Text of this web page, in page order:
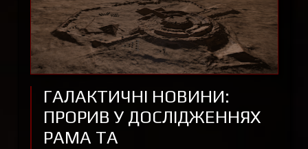
ГАЛАКТИЧНІ НОВИНИ:
ПРОРИВ У ДОСЛІДЖЕННЯХ
РАМА ТА